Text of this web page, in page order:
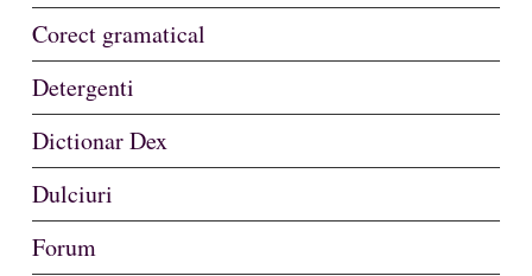
Corect gramatical
Detergenti
Dictionar Dex
Dulciuri
Forum